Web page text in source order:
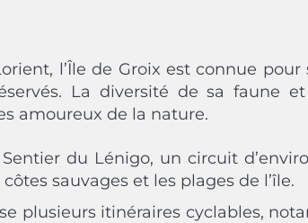
l’Île de Groix est connue pour
La diversité de sa faune
amoureux de la nature.
du Lénigo, un circuit
sauvages et les plages de l’île.
plusieurs itinéraires cyclables,